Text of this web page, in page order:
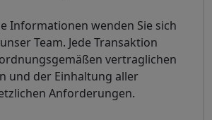
Informationen wenden Sie sich
Team. Jede Transaktion
vertraglichen
und der Einhaltung aller
Anforderungen.